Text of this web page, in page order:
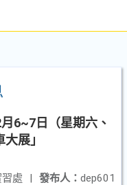
6~7日（星期六、
展」
發布人： dep601
習處 |